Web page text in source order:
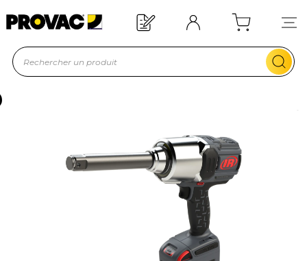
Offre de bienvenue : 20€ offerts !
En savoir plus